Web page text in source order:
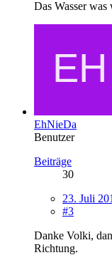
Das Wasser
EhNieDa
Benutzer
Beiträge
30
23. Juli
#3
Danke Volki,
Richtung.